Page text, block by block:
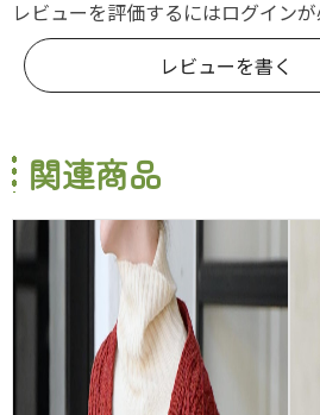
レビューを評価するにはログインが
レビューを書く
関連商品